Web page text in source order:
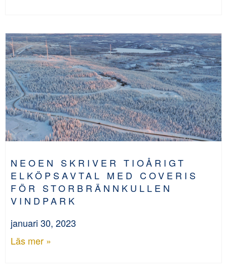
NEOEN SKRIVER TIOÅRIGT
ELKÖPSAVTAL MED COVERIS
FÖR STORBRÄNNKULLEN
VINDPARK
januari 30, 2023
Läs mer »